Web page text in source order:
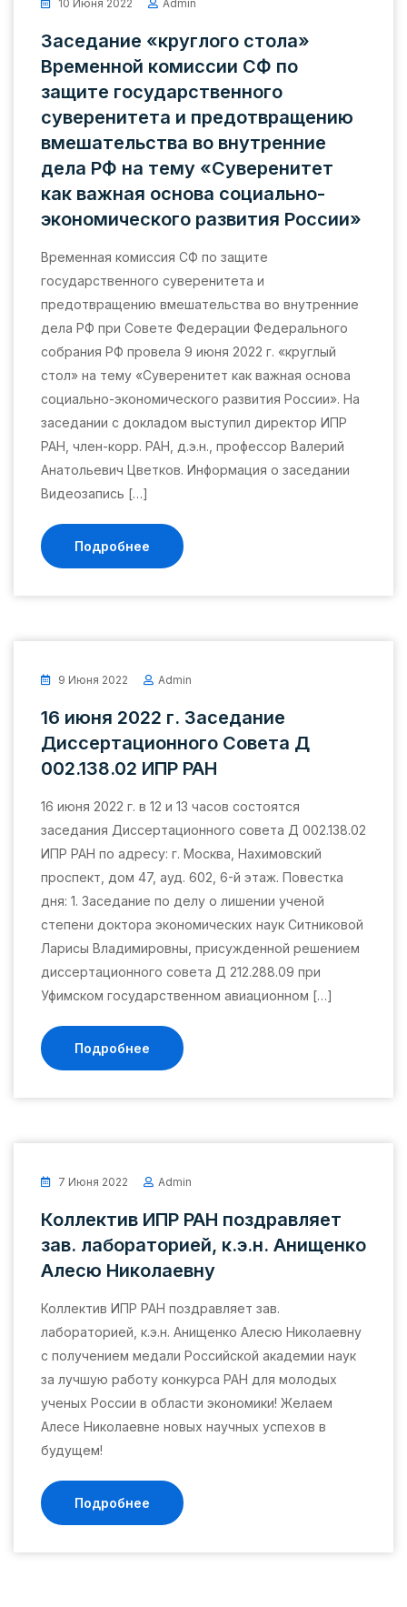
10 Июня 2022 Admin
Заседание «круглого стола»
Временной комиссии СФ по
защите государственного
суверенитета и предотвращению
вмешательства во внутренние
дела РФ на тему «Суверенитет
как важная основа социально-
экономического развития России»
Временная комиссия СФ по защите
государственного суверенитета и
предотвращению вмешательства во внутренние
дела РФ при Совете Федерации Федерального
собрания РФ провела 9 июня 2022 г. «круглый
стол» на тему «Суверенитет как важная основа
социально-экономического развития России». На
заседании с докладом выступил директор ИПР
РАН, член-корр. РАН, д.э.н., профессор Валерий
Анатольевич Цветков. Информация о заседании
Видеозапись […]
Подробнее
9 Июня 2022 Admin
16 июня 2022 г. Заседание
Диссертационного Совета Д
002.138.02 ИПР РАН
16 июня 2022 г. в 12 и 13 часов состоятся
заседания Диссертационного совета Д 002.138.02
ИПР РАН по адресу: г. Москва, Нахимовский
проспект, дом 47, ауд. 602, 6-й этаж. Повестка
дня: 1. Заседание по делу о лишении ученой
степени доктора экономических наук Ситниковой
Ларисы Владимировны, присужденной решением
диссертационного совета Д 212.288.09 при
Уфимском государственном авиационном […]
Подробнее
7 Июня 2022 Admin
Коллектив ИПР РАН поздравляет
зав. лабораторией, к.э.н. Анищенко
Алесю Николаевну
Коллектив ИПР РАН поздравляет зав.
лабораторией, к.э.н. Анищенко Алесю Николаевну
с получением медали Российской академии наук
за лучшую работу конкурса РАН для молодых
ученых России в области экономики! Желаем
Алесе Николаевне новых научных успехов в
будущем!
Подробнее